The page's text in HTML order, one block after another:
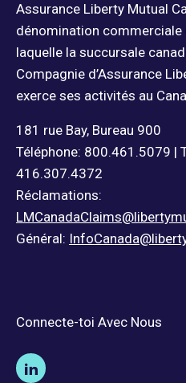
Assurance Liberty Mutual
dénomination commerciale
laquelle la succursale
Compagnie d’Assurance
exerce ses activités au
181 rue Bay, Bureau 900
Téléphone: 800.461.5079 |
416.307.4372
Réclamations:
Général:
Connecte-toi Avec Nous